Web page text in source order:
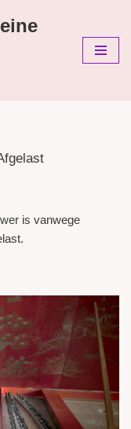
is vanwege